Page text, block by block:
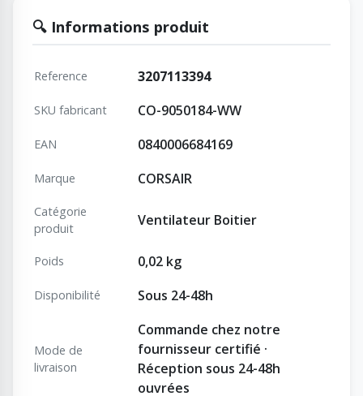
🔍 Informations produit
Reference 3207113394
SKU fabricant CO-9050184-WW
EAN 0840006684169
Marque CORSAIR
Catégorie
produit
Ventilateur Boitier
Poids 0,02 kg
Disponibilité Sous 24-48h
Mode de
livraison
Commande chez notre
fournisseur certifié ·
Réception sous 24-48h
ouvrées